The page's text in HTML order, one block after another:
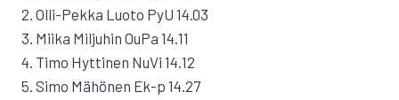
2. Olli-Pekka Luoto PyU 14.03
3. Miika Miljuhin OuPa 14.11
4. Timo Hyttinen NuVi 14.12
5. Simo Mähönen Ek-p 14.27